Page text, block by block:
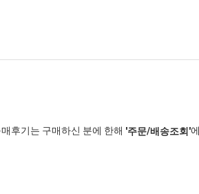
후기는 구매하신 분에 한해 '주문/배송조회'